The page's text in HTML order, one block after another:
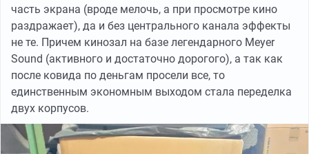
часть экрана (вроде мелочь, а при просмотре кино
раздражает), да и без центрального канала эффекты
не те. Причем кинозал на базе легендарного Meyer
Sound (активного и достаточно дорогого), а так как
после ковида по деньгам просели все, то
единственным экономным выходом стала переделка
двух корпусов.